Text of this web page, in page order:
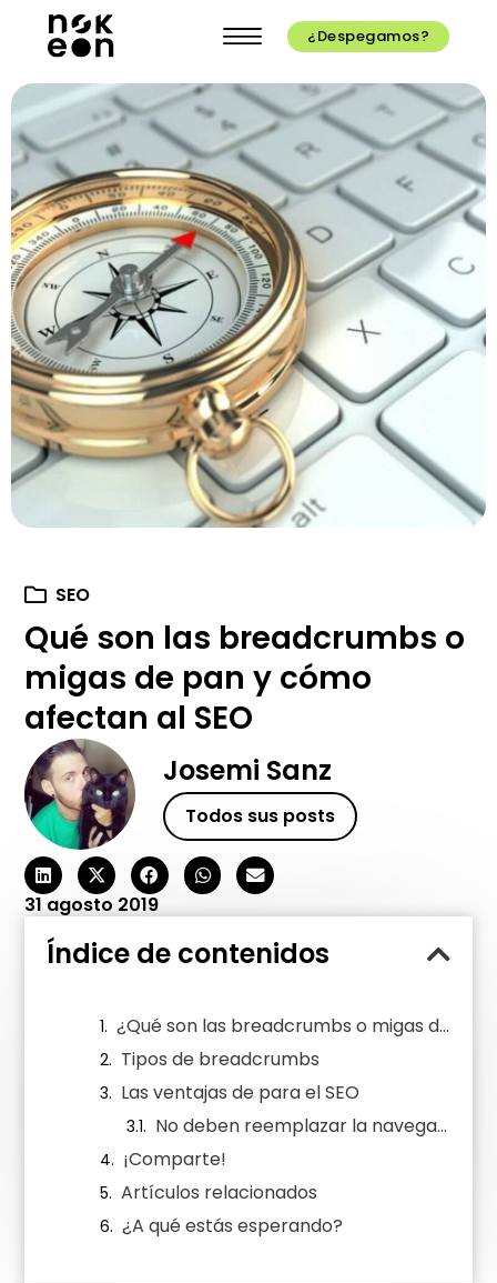
¿Despegamos?
SEO
Qué son las breadcrumbs o
migas de pan y cómo
afectan al SEO
Josemi Sanz
Todos sus posts
31 agosto 2019
Índice de contenidos
¿Qué son las breadcrumbs o migas de pan?
Tipos de breadcrumbs
Las ventajas de para el SEO
No deben reemplazar la navegación principal
¡Comparte!
Artículos relacionados
¿A qué estás esperando?